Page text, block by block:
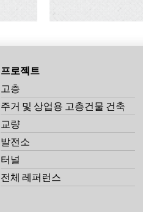
프로젝트
고층
주거 및 상업용 고층건물 건축
교량
발전소
터널
전체 레퍼런스